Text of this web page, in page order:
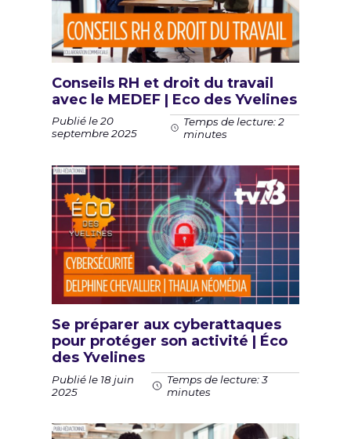
Conseils RH et droit du travail
avec le MEDEF | Eco des Yvelines
Publié le 20
septembre 2025
Temps de lecture: 2
minutes
Se préparer aux cyberattaques
pour protéger son activité | Éco
des Yvelines
Publié le 18 juin
2025
Temps de lecture: 3
minutes